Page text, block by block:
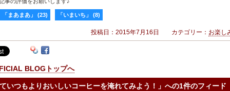
「まあまあ」 (23) 「いまいち」 (8)
投稿日：2015年7月16日 カテゴリー： お楽し
BLOGトップへ
いつもよりおいしいコーヒーを淹れてみよう！ 」への1件のフィード